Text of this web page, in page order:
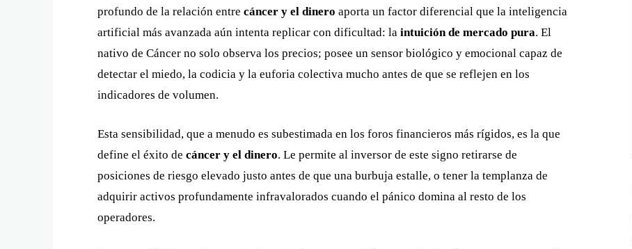
profundo de la relación entre cáncer y el dinero aporta un factor diferencial que la inteligencia
artificial más avanzada aún intenta replicar con dificultad: la intuición de mercado pura. El
nativo de Cáncer no solo observa los precios; posee un sensor biológico y emocional capaz de
detectar el miedo, la codicia y la euforia colectiva mucho antes de que se reflejen en los
indicadores de volumen.
Esta sensibilidad, que a menudo es subestimada en los foros financieros más rígidos, es la que
define el éxito de cáncer y el dinero. Le permite al inversor de este signo retirarse de
posiciones de riesgo elevado justo antes de que una burbuja estalle, o tener la templanza de
adquirir activos profundamente infravalorados cuando el pánico domina al resto de los
operadores.